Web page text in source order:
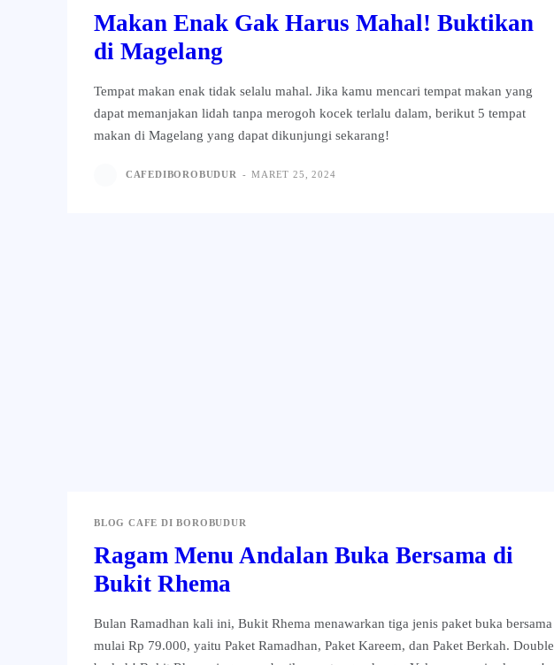
Makan Enak Gak Harus Mahal! Buktikan
di Magelang
Tempat makan enak tidak selalu mahal. Jika kamu mencari tempat makan yang
dapat memanjakan lidah tanpa merogoh kocek terlalu dalam, berikut 5 tempat
makan di Magelang yang dapat dikunjungi sekarang!
CAFEDIBOROBUDUR - MARET 25, 2024
BLOG CAFE DI BOROBUDUR
Ragam Menu Andalan Buka Bersama di
Bukit Rhema
Bulan Ramadhan kali ini, Bukit Rhema menawarkan tiga jenis paket buka bersama
mulai Rp 79.000, yaitu Paket Ramadhan, Paket Kareem, dan Paket Berkah. Double